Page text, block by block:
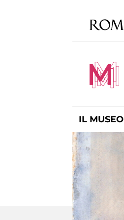
IL MUSEO